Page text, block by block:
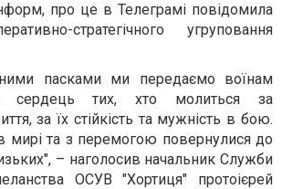
про це в Телеграмі повідомила
стратегічного угруповання
пасками ми передаємо воїнам
сердець тих, хто молиться за
за їх стійкість та мужність в бою.
мирі та з перемогою повернулися до
– наголосив начальник Служби
ОСУВ "Хортиця" протоієрей